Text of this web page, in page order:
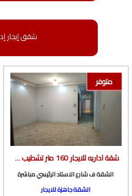
شقق إيجار
متوفر
شقة اداريه للايجار 160 متر تشطيب سوبر لوكس ف شارع الاستاد الرئيسي مباشرة من الوسيط العقارية بشبين الكوم
الشقة ف شارع الاستاد الرئيسي مباشرة
الشقة جاهزة للايجار